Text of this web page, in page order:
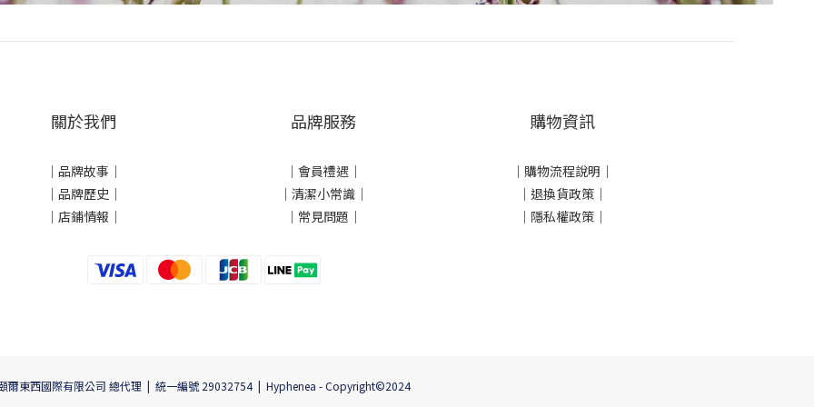
關於我們
｜品牌故事 ｜
｜品牌歷史 ｜
｜店鋪情報｜
品牌服務
｜會員禮遇｜
｜清潔小常識｜
｜常見問題｜
購物資訊
｜ 購物流程說明 ｜
｜ 退換貨政策 ｜
｜ 隱私權政策 ｜
爾東西國際有限公司 總代理 | 統一編號 29032754 | Hyphenea - Copyright©2024